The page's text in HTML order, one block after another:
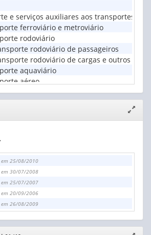
rodoviário de passageiros -
Transporte rodoviário de passageiros -
e serviços auxiliares aos transportes
ferroviário e metroviário
rodoviário
rodoviário de passageiros
rodoviário de cargas e outros
aquaviário
aéreo
organizadoras de viagens
anexas e auxiliares aos transportes
outras atividades de entrega
20 ou mais pessoas ocupadas
e serviços auxiliares aos transportes
ferroviário e metroviário
ferroviário interurbano
ferroviário urbano e passageiros
metroviário
rodoviário
rodoviário de passageiros
rodoviário de passageiros -
janela
25/08/2010
30/07/2008
25/07/2007
20/09/2006
26/08/2009